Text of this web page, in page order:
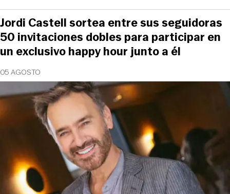
05 AGOSTO
Jordi Castell sortea entre sus seguidoras
50 invitaciones dobles para participar en
un exclusivo happy hour junto a él